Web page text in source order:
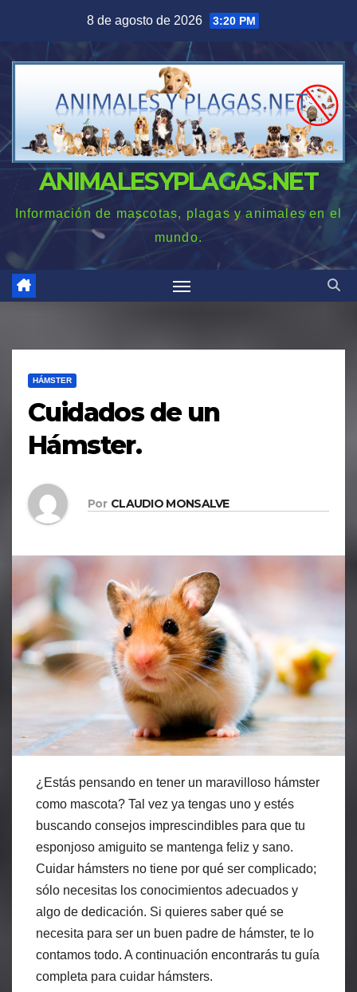
contenido
8 de agosto de 2026 3:20 PM
ANIMALESYPLAGAS.NET
Información de mascotas, plagas y animales en el
mundo.
HÁMSTER
Cuidados de un
Hámster.
Por CLAUDIO MONSALVE
¿Estás pensando en tener un maravilloso hámster
como mascota? Tal vez ya tengas uno y estés
buscando consejos imprescindibles para que tu
esponjoso amiguito se mantenga feliz y sano.
Cuidar hámsters no tiene por qué ser complicado;
sólo necesitas los conocimientos adecuados y
algo de dedicación. Si quieres saber qué se
necesita para ser un buen padre de hámster, te lo
contamos todo. A continuación encontrarás tu guía
completa para cuidar hámsters.